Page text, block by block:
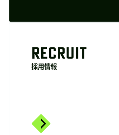
RECRUIT
採用情報